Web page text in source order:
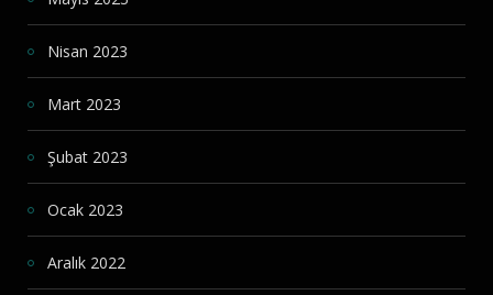
Nisan 2023
Mart 2023
Şubat 2023
Ocak 2023
Aralık 2022